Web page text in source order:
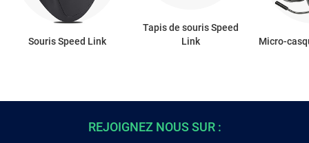
Souris Speed Link
Tapis de souris Speed
Link
Micro-
REJOIGNEZ NOUS SUR :